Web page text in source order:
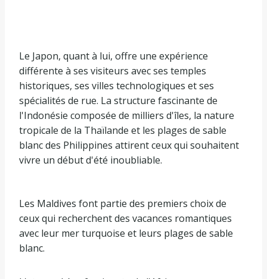
Le Japon, quant à lui, offre une expérience
différente à ses visiteurs avec ses temples
historiques, ses villes technologiques et ses
spécialités de rue. La structure fascinante de
l'Indonésie composée de milliers d'îles, la nature
tropicale de la Thaïlande et les plages de sable
blanc des Philippines attirent ceux qui souhaitent
vivre un début d'été inoubliable.
Les Maldives font partie des premiers choix de
ceux qui recherchent des vacances romantiques
avec leur mer turquoise et leurs plages de sable
blanc.